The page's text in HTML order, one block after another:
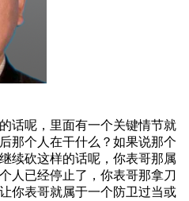
话呢，里面有一个关键情节就
那个人在干什么？如果说那个
续砍这样的话呢，你表哥那属
人已经停止了，你表哥那拿刀
你表哥就属于一个防卫过当或